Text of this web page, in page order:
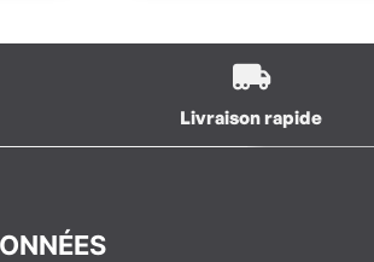
Livraison rapide